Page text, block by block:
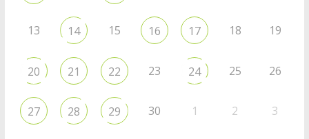
13 14 15 16 17 18 19
20 21 22 23 24 25 26
27 28 29 30 1 2 3